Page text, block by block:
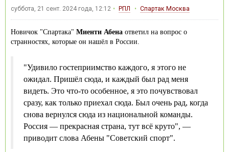
суббота, 21 сент. 2024 года, 12:12 РПЛ Спартак Москва
Новичок "Спартака" Миенти Абена ответил на вопрос о
странностях, которые он нашёл в России.
"Удивило гостеприимство каждого, я этого не
ожидал. Пришёл сюда, и каждый был рад меня
видеть. Это что-то особенное, я это почувствовал
сразу, как только приехал сюда. Был очень рад, когда
снова вернулся сюда из национальной команды.
Россия — прекрасная страна, тут всё круто", —
приводит слова Абены "Советский спорт".